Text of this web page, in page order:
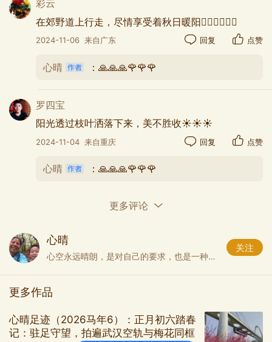
彩云
在郊野道上行走，尽情享受着秋日暖阳🚶‍♀️🚶‍♀️🚶‍♀️
2024-11-06 来自广东 回复 点赞
心晴 ：🙏🙏🙏🌹🌹🌹
罗四宝
阳光透过枝叶洒落下来，美不胜收☀️☀️☀️
2024-11-04 来自重庆 回复 点赞
心晴 ：🙏🙏🙏🌹🌹🌹
更多评论
心晴
心空永远晴朗，是对自己的要求，也是一种心灵的修炼。
关注
更多作品
心晴足迹（2026马年6）：正月初六踏春
记：驻足守望，拍遍武汉空轨与梅花同框